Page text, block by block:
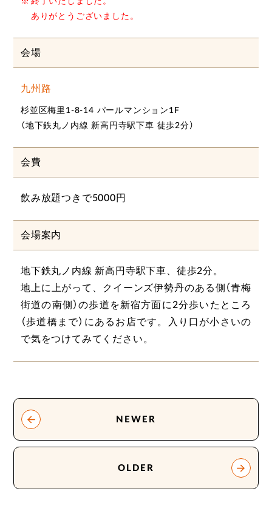
ありがとうございました。
会場
九州路
杉並区梅里1-8-14 パールマンション1F
（地下鉄丸ノ内線 新高円寺駅下車 徒歩2分）
会費
飲み放題つきで5000円
会場案内
地下鉄丸ノ内線 新高円寺駅下車、徒歩2分。
地上に上がって、クイーンズ伊勢丹のある側（青梅
街道の南側）の歩道を新宿方面に2分歩いたところ
（歩道橋まで）にあるお店です。入り口が小さいの
で気をつけてみてください。
NEWER
OLDER